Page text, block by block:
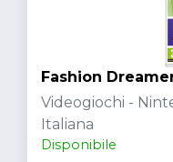
Fashion
Videogiochi -
Italiana
Disponibile